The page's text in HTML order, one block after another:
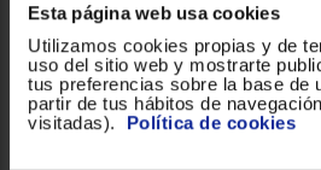
Esta página web usa cookies
Utilizamos cookies propias y de
uso del sitio web y mostrarte
tus preferencias sobre la base de
partir de tus hábitos de
visitadas). Política de cookies
Color
Dimensiones y peso